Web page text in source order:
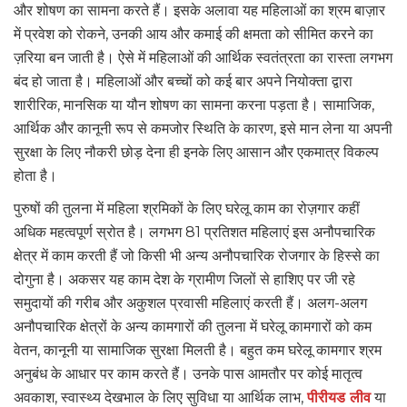
और शोषण का सामना करते हैं। इसके अलावा यह महिलाओं का श्रम बाज़ार
में प्रवेश को रोकने, उनकी आय और कमाई की क्षमता को सीमित करने का
ज़रिया बन जाती है। ऐसे में महिलाओं की आर्थिक स्वतंत्रता का रास्ता लगभग
बंद हो जाता है। महिलाओं और बच्चों को कई बार अपने नियोक्ता द्वारा
शारीरिक, मानसिक या यौन शोषण का सामना करना पड़ता है। सामाजिक,
आर्थिक और कानूनी रूप से कमजोर स्थिति के कारण, इसे मान लेना या अपनी
सुरक्षा के लिए नौकरी छोड़ देना ही इनके लिए आसान और एकमात्र विकल्प
होता है।
पुरुषों की तुलना में महिला श्रमिकों के लिए घरेलू काम का रोज़गार कहीं
अधिक महत्वपूर्ण स्रोत है। लगभग 81 प्रतिशत महिलाएं इस अनौपचारिक
क्षेत्र में काम करती हैं जो किसी भी अन्य अनौपचारिक रोजगार के हिस्से का
दोगुना है। अकसर यह काम देश के ग्रामीण जिलों से हाशिए पर जी रहे
समुदायों की गरीब और अकुशल प्रवासी महिलाएं करती हैं। अलग-अलग
अनौपचारिक क्षेत्रों के अन्य कामगारों की तुलना में घरेलू कामगारों को कम
वेतन, कानूनी या सामाजिक सुरक्षा मिलती है। बहुत कम घरेलू कामगार श्रम
अनुबंध के आधार पर काम करते हैं। उनके पास आमतौर पर कोई मातृत्व
अवकाश, स्वास्थ्य देखभाल के लिए सुविधा या आर्थिक लाभ,पीरीयड लीवया